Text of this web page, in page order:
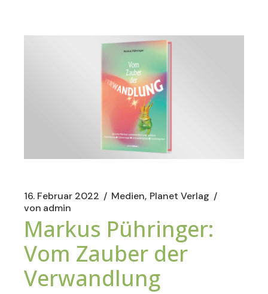
16. Februar 2022 Medien Planet Verlag
von admin
Markus Pühringer:
Vom Zauber der
Verwandlung